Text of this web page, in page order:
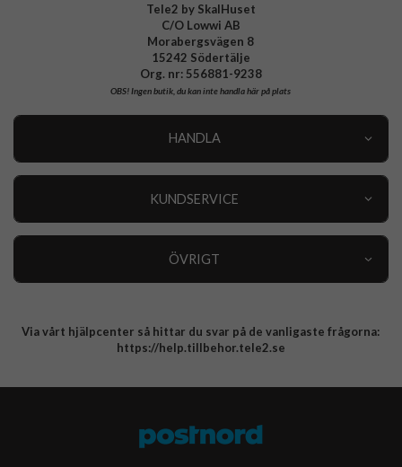
Tele2 by SkalHuset
C/O Lowwi AB
Morabergsvägen 8
15242 Södertälje
Org. nr: 556881-9238
OBS!Ingen butik, du kan inte handla här på plats
HANDLA
KUNDSERVICE
ÖVRIGT
Integritetspolicy
Via vårt hjälpcenter så hittar du svar på de vanligaste frågorna:
https://help.tillbehor.tele2.se